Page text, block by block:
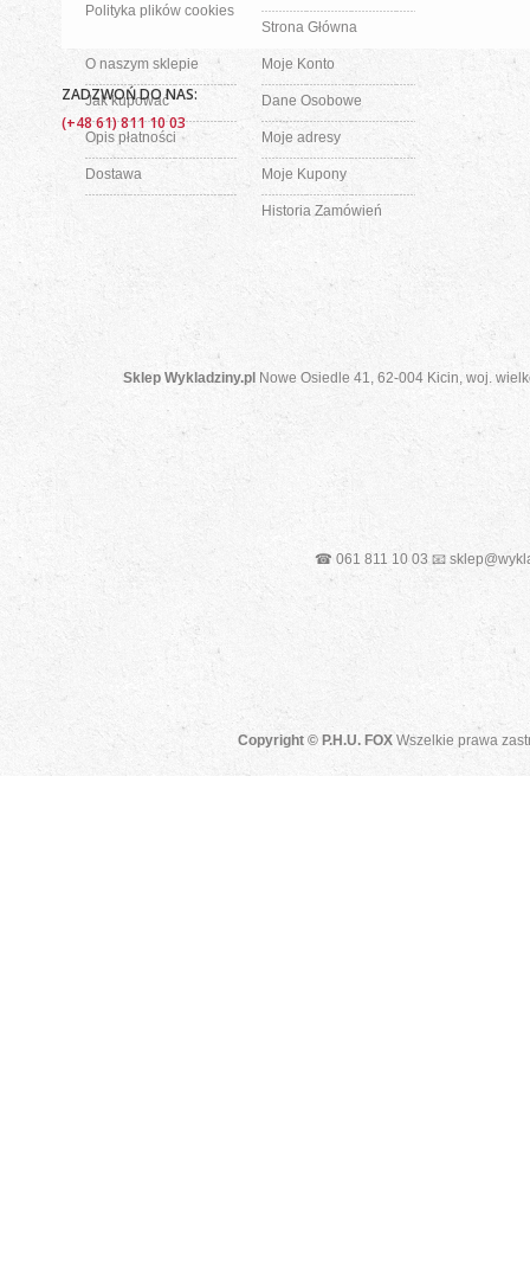
Polityka plików cookies
Strona Główna
O naszym sklepie
Jak kupować
Opis płatności
Dostawa
Moje Konto
Dane Osobowe
Moje adresy
Moje Kupony
Historia Zamówień
Sklep Wykladziny.pl Nowe Osiedle 41, 62-004 Kicin, woj.
☎ 061 811 10 03 📧
Copyright © P.H.U. FOX Wszelkie prawa
ZADZWOŃ DO NAS:
(+48 61) 811 10 03